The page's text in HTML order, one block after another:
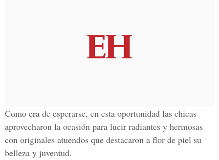
Como era de esperarse, en esta oportunidad las chicas
aprovecharon la ocasión para lucir radiantes y hermosas
con originales atuendos que destacaron a flor de piel su
belleza y juventud.